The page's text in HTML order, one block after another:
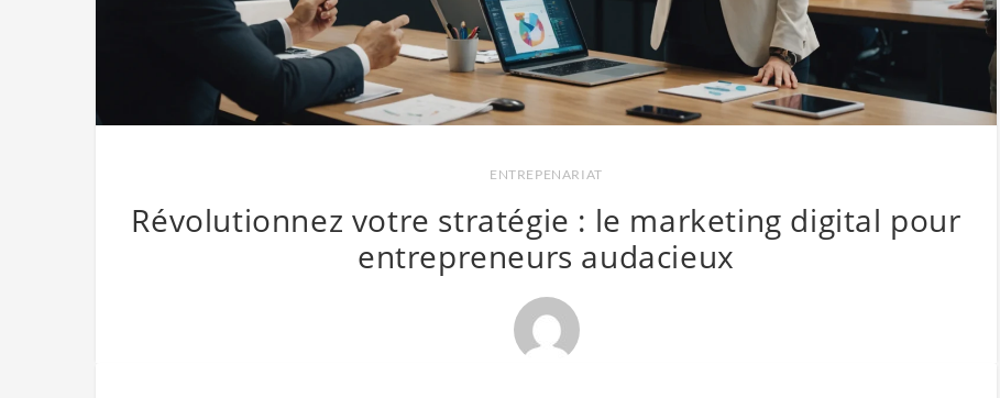
ENTREPENARIAT
Révolutionnez votre stratégie : le marketing digital pour
entrepreneurs audacieux